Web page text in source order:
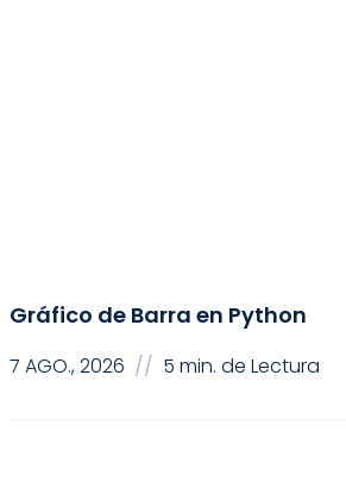
Gráfico de Barra en Python
7 AGO., 2026 // 5 min. de Lectura